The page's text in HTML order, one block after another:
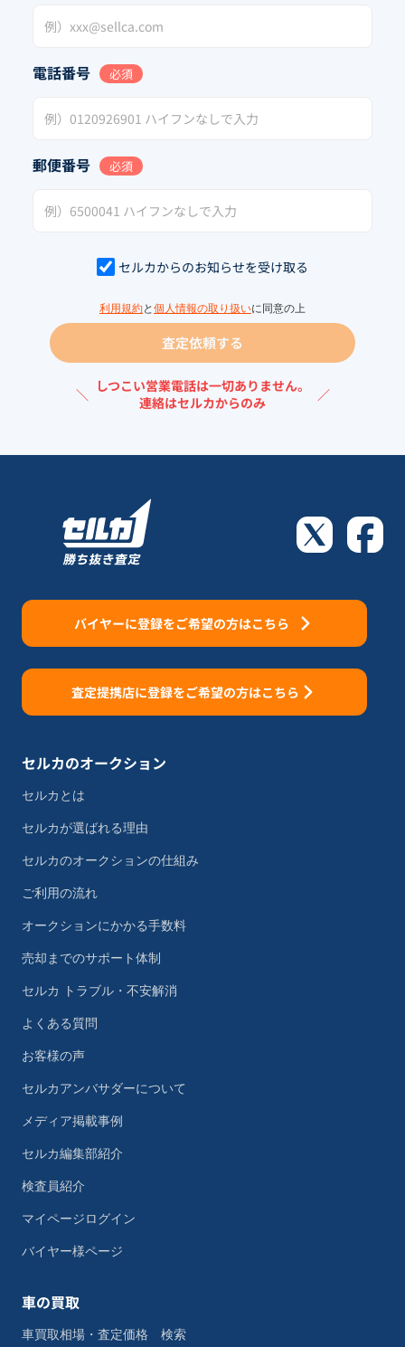
電話番号 必須
郵便番号 必須
セルカからのお知らせを受け取る
利用規約と 個人情報の取り扱いに同意の上
査定依頼する
＼
しつこい営業電話は一切ありません。
連絡はセルカからのみ
／
バイヤーに登録をご希望の方はこちら
査定提携店に登録をご希望の方はこちら
セルカのオークション
セルカとは
セルカが選ばれる理由
セルカのオークションの仕組み
ご利用の流れ
オークションにかかる手数料
売却までのサポート体制
セルカ トラブル・不安解消
よくある質問
お客様の声
セルカアンバサダーについて
メディア掲載事例
セルカ編集部紹介
検査員紹介
マイページログイン
バイヤー様ページ
車の買取
車買取相場・査定価格 検索